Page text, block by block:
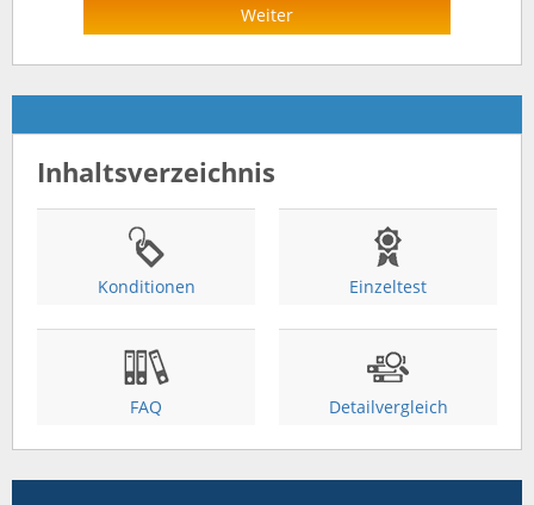
Weiter
Inhaltsverzeichnis
Konditionen Einzeltest
FAQ Detailvergleich